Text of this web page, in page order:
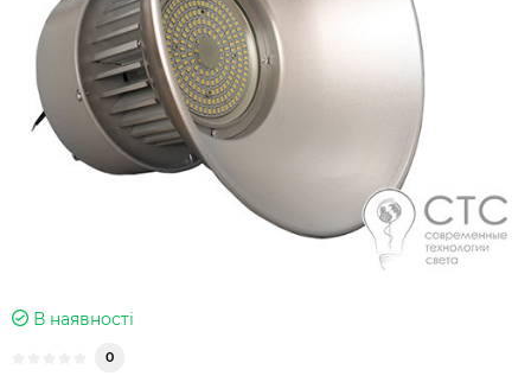
В наявності
0